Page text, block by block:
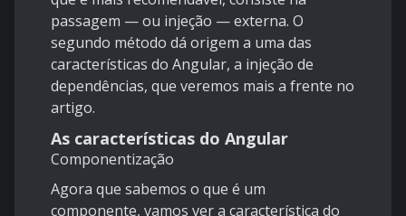
passagem — ou injeção — externa. O
segundo método dá origem a uma das
características do Angular, a injeção de
dependências, que veremos mais a frente no
artigo.
As características do Angular
Componentização
Agora que sabemos o que é um
componente, vamos ver a característica do